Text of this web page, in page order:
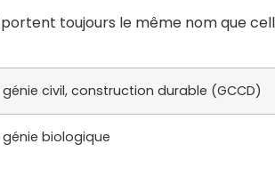
portent toujours le même nom que
génie civil, construction durable (GCCD)
génie biologique